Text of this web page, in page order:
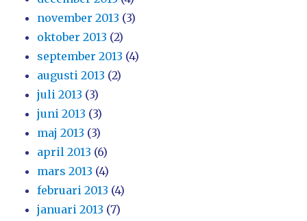
november 2013 (3)
oktober 2013 (2)
september 2013 (4)
augusti 2013 (2)
juli 2013 (3)
juni 2013 (3)
maj 2013 (3)
april 2013 (6)
mars 2013 (4)
februari 2013 (4)
januari 2013 (7)